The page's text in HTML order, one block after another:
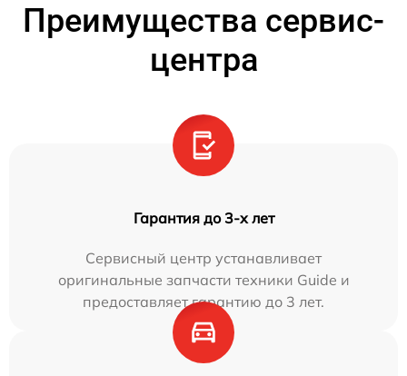
Преимущества сервис-
центра
Гарантия до 3-х лет
Сервисный центр устанавливает
оригинальные запчасти техники Guide и
предоставляет гарантию до 3 лет.